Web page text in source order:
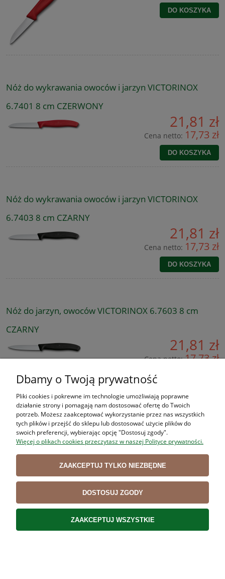
DO KOSZYKA
Nóż do wykrawania owoców i jarzyn VICTORINOX
6.7401 8 cm CZERWONY
21,81 zł
Cena netto: 17,73 zł
DO KOSZYKA
Nóż do wykrawania owoców i jarzyn VICTORINOX
6.7403 8 cm CZARNY
21,81 zł
Cena netto: 17,73 zł
DO KOSZYKA
Nóż do jarzyn, owoców VICTORINOX 6.7603 8 cm
CZARNY
21,81 zł
Cena netto:17,73 zł
Nóż do jarzyn, owoców VICTORINOX 6.7601 8 cm
CZERWONY
21,81 zł
Cena netto:
Nóż do jarzyn, owoców VICTORINOX 6.7608 8 cm
Dbamy o Twoją prywatność
Pliki cookies i pokrewne im technologie umożliwiają poprawne
działanie strony i pomagają nam dostosować ofertę do Twoich
potrzeb. Możesz zaakceptować wykorzystanie przez nas wszystkich
tych plików i przejść do sklepu lub dostosować użycie plików do
swoich preferencji, wybierając opcję "Dostosuj zgody".
Więcej o plikach cookies przeczytasz w naszej Polityce prywatności.
ZAAKCEPTUJ TYLKO NIEZBĘDNE
DOSTOSUJ ZGODY
ZAAKCEPTUJ WSZYSTKIE